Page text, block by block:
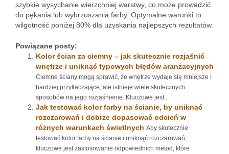
szybkie wysychanie wierzchniej warstwy, co może prowadzić
do pękania lub wybrzuszania farby. Optymalne warunki to
wilgotność poniżej 80% dla uzyskania najlepszych rezultatów.
Powiązane posty:
Kolor ścian za ciemny – jak skutecznie rozjaśnić
wnętrze i uniknąć typowych błędów aranżacyjnych
Ciemne ściany mogą sprawić, że wnętrze wydaje się mniejsze i
bardziej przytłaczające, ale istnieje wiele skutecznych
sposobów na jego rozjaśnienie. Kluczowe jest...
Jak testować kolor farby na ścianie, by uniknąć
rozczarowań i dobrze dopasować odcień w
różnych warunkach świetlnych Aby skutecznie
testować kolor farby na ścianie i uniknąć rozczarowań,
kluczowe jest zastosowanie odpowiednich metod, które